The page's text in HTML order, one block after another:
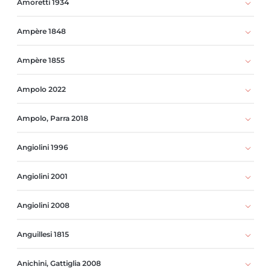
Ampère 1848
Ampère 1855
Ampolo 2022
Ampolo, Parra 2018
Angiolini 1996
Angiolini 2001
Angiolini 2008
Anguillesi 1815
Anichini, Gattiglia 2008